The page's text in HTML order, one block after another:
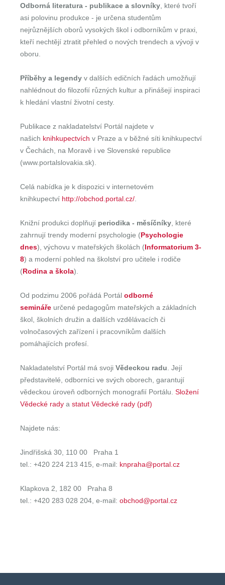
Odborná literatura - publikace a slovníky , které tvoří
asi polovinu produkce - je určena studentům
nejrůznějších oborů vysokých škol i odborníkům v praxi,
kteří nechtějí ztratit přehled o nových trendech a vývoji v
oboru.
Příběhy a legendy v dalších edičních řadách umožňují
nahlédnout do filozofií různých kultur a přinášejí inspiraci
k hledání vlastní životní cesty.
Publikace z nakladatelství Portál najdete v
našich knihkupectvích v Praze a v běžné síti knihkupectví
v Čechách, na Moravě i ve Slovenské republice
(www.portalslovakia.sk).
Celá nabídka je k dispozici v internetovém
knihkupectví http://obchod.portal.cz/
Knižní produkci doplňují periodika - měsíčníky , které
zahrnují trendy moderní psychologie (Psychologie
dnes), výchovu v mateřských školách (Informatorium 3-
8) a moderní pohled na školství pro učitele i rodiče
(Rodina a škola).
Od podzimu 2006 pořádá Portál odborné
semináře určené pedagogům mateřských a základních
škol, školních družin a dalších vzdělávacích či
volnočasových zařízení i pracovníkům dalších
pomáhajících profesí.
Nakladatelství Portál má svoji Vědeckou radu . Její
představitelé, odborníci ve svých oborech, garantují
vědeckou úroveň odborných monografií Portálu. Složení
Vědecké rady a statut Vědecké rady (pdf)
Najdete nás:
Jindřišská 30, 110 00 Praha 1
tel.: +420 224 213 415, e-mail: knpraha@portal.cz
Klapkova 2, 182 00 Praha 8
tel.: +420 283 028 204, e-mail: obchod@portal.cz